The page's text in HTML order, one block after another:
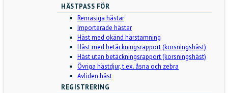
HÄSTPASS FÖR
Renrasiga hästar
Importerade hästar
Häst med okänd härstamning
Häst med betäckningsrapport (korsningshäst)
Häst utan betäckningsrapport (korsningshäst)
Övriga hästdjur, t.ex. åsna och zebra
Avliden häst
REGISTRERING